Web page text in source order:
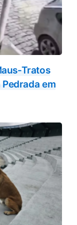
Tratos
em